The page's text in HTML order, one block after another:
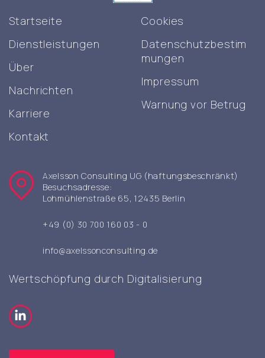
Axelsson Consulting UG (haftungsbeschränkt)
Besuchsadresse:
Lohmühlenstraße 65, 12435 Berlin
+49 (0) 30 700 160 03 - 0
info@axelssonconsulting.de
Startseite
Dienstleistungen
Über
Nachrichten
Karriere
Kontakt
Cookies
Datenschutzbestim
mungen
Impressum
Warnung vor Betrug
Wertschöpfung durch Digitalisierung